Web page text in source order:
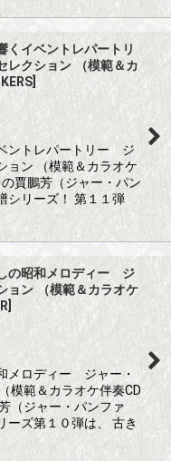
イベントレパートリ
クション （模範＆カ
]
ントレパートリー ジ
ョン （模範＆カラオケ
賈鵬芳（ジャー・パン
シリーズ！ 第１１弾
の昭和メロディー ジ
ョン （模範＆カラオケ
]
メロディー ジャー・
模範＆カラオケ伴奏CD
（ジャー・パンファ
ーズ第１０弾は、 古き